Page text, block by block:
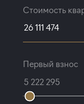
Стоимость
Первый взнос